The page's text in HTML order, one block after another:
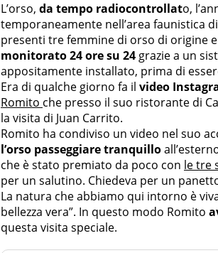
L’orso, da tempo radiocontrollato,
temporaneamente nell’area faunistica
presenti tre femmine di orso di origine
monitorato 24 ore su 24 grazie a un
appositamente installato, prima di
Era di qualche giorno fa il video
Romito che presso il suo ristorante di
la visita di Juan Carrito.
Romito ha condiviso un video nel suo
l’orso passeggiare tranquillo
che è stato premiato da poco con le tre
per un salutino. Chiedeva per un
La natura che abbiamo qui intorno è
bellezza vera”. In questo modo Romito
questa visita speciale.